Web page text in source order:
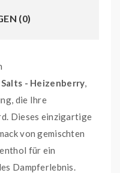
(0)
Salts - Heizenberry,
die Ihre
Dieses einzigartige
von gemischten
für ein
Dampferlebnis.